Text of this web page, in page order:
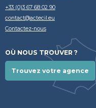
+33 (0)3 67 68 02 90
contact@actecil.eu
Contactez-nous
OÙ NOUS TROUVER ?
Trouvez votre agence